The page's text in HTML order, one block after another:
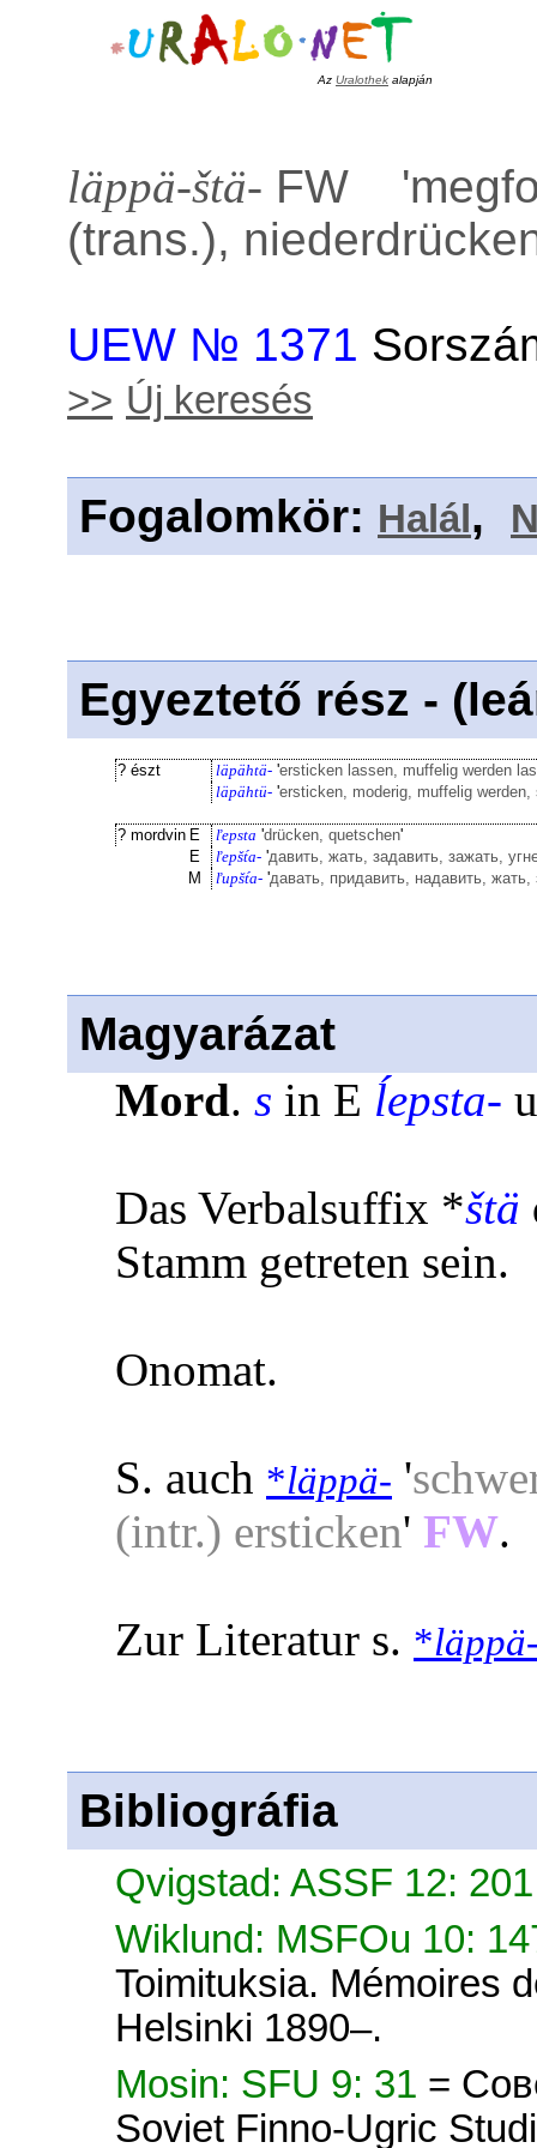
Az Uralothek alapján
läppä-štä- FW '
(trans.),
UEW № 1371
>> Új keresés
Fogalomkör: Halál ,
Egyeztető rész -
? észt läpähtä- 'ersticken lassen, muffelig werden
läpähtü- 'ersticken, moderig, muffelig werden,
? mordvin E ľepsta 'drücken, quetschen'
E
ľepšt́a- 'давить, жать, задавить, зажать,
M
ľupšt́a- 'давать, придавить, надавить, жать,
Magyarázat
Mord. s in E ĺepsta-
Das Verbalsuffix *štä
Stamm getreten sein.
Onomat.
S. auch *läppä- '
(intr.) ersticken' FW.
Zur Literatur s. *
Bibliográfia
Qvigstad: ASSF 12:
Wiklund: MSFOu 10:
Toimituksia. Mémoires
Helsinki 1890–.
Mosin: SFU 9: 31 =
Soviet Finno-Ugric